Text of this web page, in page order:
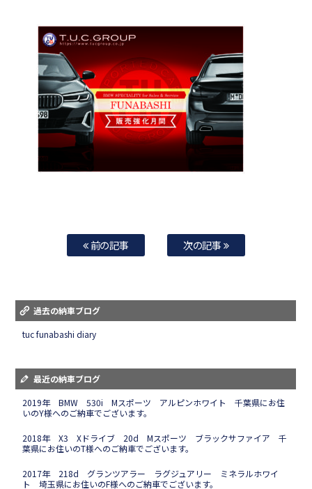
前の記事 次の記事
過去の納車ブログ
tuc funabashi diary
最近の納車ブログ
2019年 BMW 530i Mスポーツ アルピンホワイト 千葉県にお住
いのY様へのご納車でございます。
2018年 X3 Xドライブ 20d Mスポーツ ブラックサファイア 千
葉県にお住いのT様へのご納車でございます。
2017年 218d グランツアラー ラグジュアリー ミネラルホワイ
ト 埼玉県にお住いのF様へのご納車でございます。